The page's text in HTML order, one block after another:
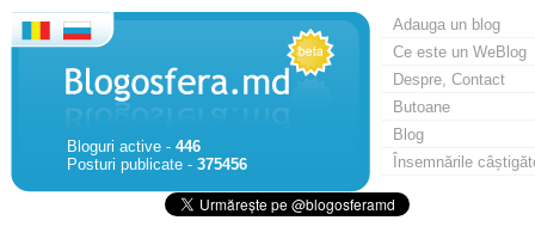
Bloguri active - 446
Posturi publicate - 375456
Adauga un blog
Ce este un WeBlog
Despre, Contact
Butoane
Blog
Însemnările